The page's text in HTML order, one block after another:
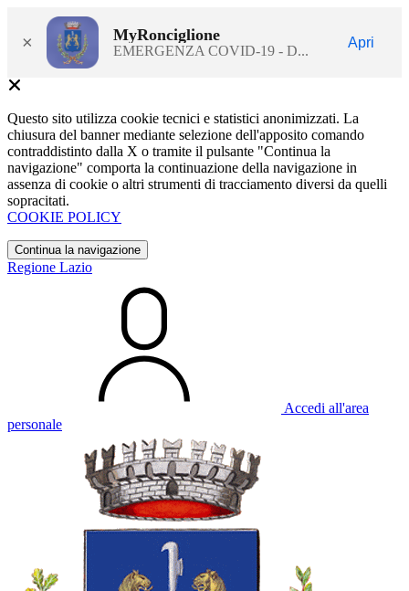
× MyRonciglione
EMERGENZA COVID-19 - D...
Apri
Questo sito utilizza cookie tecnici e statistici anonimizzati. La
chiusura del banner mediante selezione dell'apposito comando
contraddistinto dalla X o tramite il pulsante "Continua la
navigazione" comporta la continuazione della navigazione in
assenza di cookie o altri strumenti di tracciamento diversi da quelli
sopracitati.
COOKIE POLICY
Continua la navigazione
Regione Lazio
Accedi all'area
personale